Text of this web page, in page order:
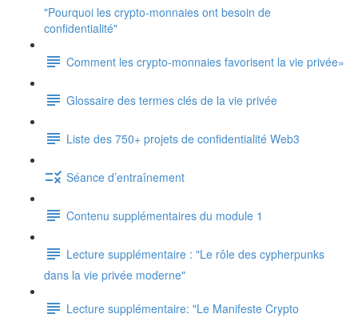
"Pourquoi les crypto-monnaies ont besoin de
confidentialité"
Comment les crypto-monnaies favorisent la vie privée»
Glossaire des termes clés de la vie privée
Liste des 750+ projets de confidentialité Web3
Séance d’entraînement
Contenu supplémentaires du module 1
Lecture supplémentaire : "Le rôle des cypherpunks
dans la vie privée moderne"
Lecture supplémentaire: "Le Manifeste Crypto